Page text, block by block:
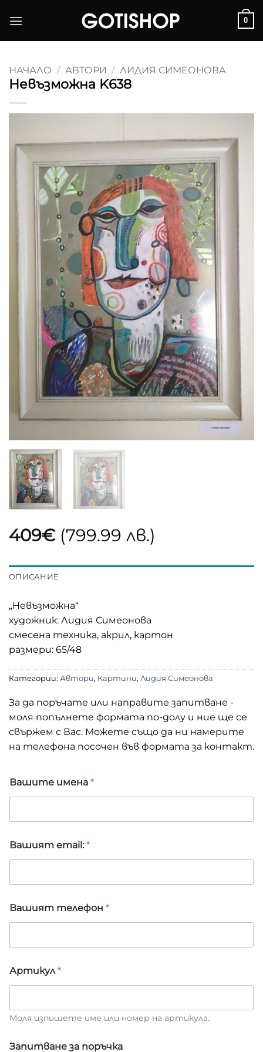
0
НАЧАЛО / АВТОРИ / ЛИДИЯ СИМЕОНОВА
Невъзможна K638
409€ (799.99 лв.)
ОПИСАНИЕ
„Невъзможна“
художник: Лидия Симеонова
смесена техника, акрил, картон
размери: 65/48
Категории: Автори, Картини, Лидия Симеонова
За да поръчате или направите запитване -
моля попълнете формата по-долу и ние ще се
свържем с Вас. Можете също да ни намерите
на телефона посочен във формата за контакт.
Вашите имена *
Вашият email: *
Вашият телефон *
Артикул *
Моля изпишете име или номер на артикула.
р
Запитване за поръчка